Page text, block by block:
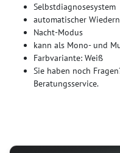
Selbstdiagnosesystem
automatischer
Nacht-Modus
kann als Mono- und
Farbvariante: Weiß
Sie haben noch
Beratungsservice.